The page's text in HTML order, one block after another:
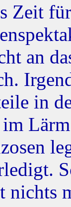
Zeit
an
in
nichts